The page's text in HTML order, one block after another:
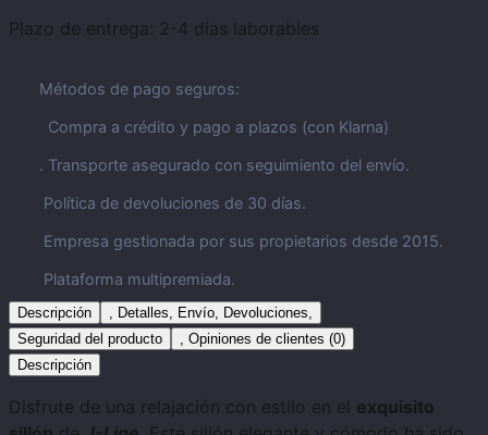
Plazo de entrega: 2-4 días laborables
Métodos de pago seguros:
Compra a crédito y pago a plazos (con Klarna)
. Transporte asegurado con seguimiento del envío.
Política de devoluciones de 30 días.
Empresa gestionada por sus propietarios desde 2015.
Plataforma multipremiada.
Descripción
, Detalles, Envío, Devoluciones,
Seguridad del producto
, Opiniones de clientes (0)
Descripción
Disfrute de una relajación con estilo en el exquisito